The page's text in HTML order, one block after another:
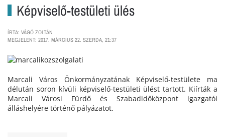
Képviselő-testületi ülés
ÍRTA: VÁGÓ ZOLTÁN
MEGJELENT: 2017. MÁRCIUS 22. SZERDA, 21:37
Marcali Város Önkormányzatának Képviselő-testülete ma
délután soron kívüli képviselő-testületi ülést tartott. Kiírták a
Marcali Városi Fürdő és Szabadidőközpont igazgatói
álláshelyére történő pályázatot.